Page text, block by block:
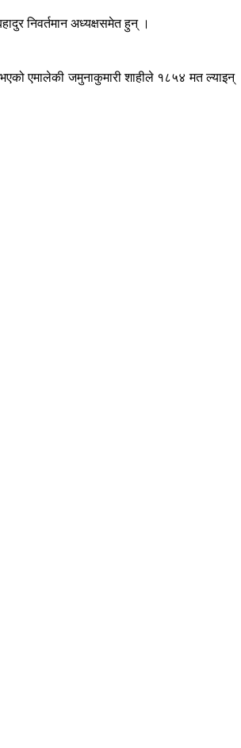
निवर्तमान अध्यक्षसमेत हुन् ।
एमालेकी जमुनाकुमारी शाहीले १८५४ मत ल्याइन्